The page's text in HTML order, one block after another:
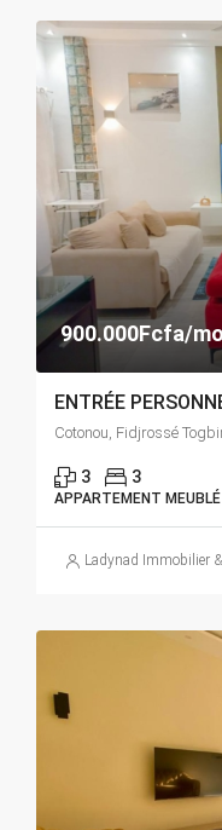
900.000Fcfa/
Cotonou, Fidjrossé
3 3
APPARTEMENT MEUBLÉ
Ladynad Immobilier